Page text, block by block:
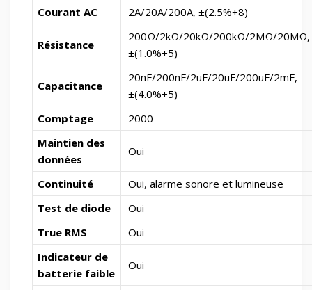
Courant AC 2A/20A/200A, ±(2.5%+8)
Résistance
200Ω/2kΩ/20kΩ/200kΩ/2MΩ/20MΩ,
±(1.0%+5)
Capacitance
20nF/200nF/2uF/20uF/200uF/2mF,
±(4.0%+5)
Comptage
2000
Maintien des
données
Oui
Continuité
Oui, alarme sonore et lumineuse
Test de diode
Oui
True RMS
Oui
Indicateur de
batterie faible
Oui